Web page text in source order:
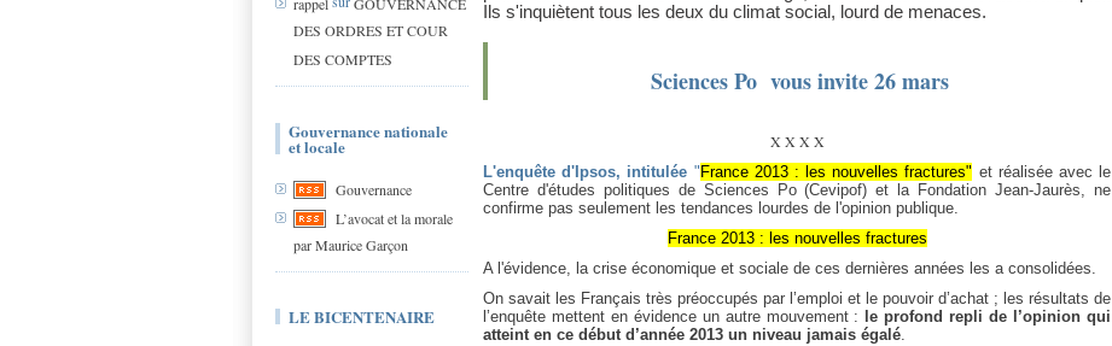
rappel
GOUVERNANCE
DES ORDRES ET COUR
DES COMPTES
Gouvernance nationale
et locale
Gouvernance
L’avocat et la morale
par Maurice Garçon
LE BICENTENAIRE
Ils s'inquiètent tous les deux du climat social, lourd de menaces.
Sciences Po vous invite 26 mars
X X X X
L'enquête d'Ipsos, intitulée " France 2013 : les nouvelles fractures" et réalisée avec le
Centre d'études politiques de Sciences Po (Cevipof) et la Fondation Jean-Jaurès, ne
confirme pas seulement les tendances lourdes de l'opinion publique.
France 2013 : les nouvelles fractures
A l'évidence, la crise économique et sociale de ces dernières années les a consolidées.
On savait les Français très préoccupés par l’emploi et le pouvoir d’achat ; les résultats de
l’enquête mettent en évidence un autre mouvement :
le profond repli de l’opinion qui
atteint en ce début d’année 2013 un niveau jamais égalé.